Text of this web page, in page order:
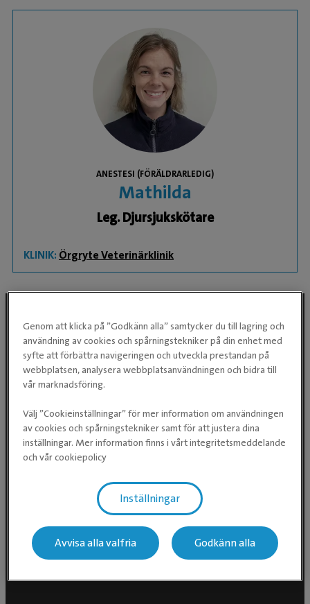
ANESTESI (FÖRÄLDRARLEDIG)
Mathilda
Leg. Djursjukskötare
KLINIK: Örgryte Veterinärklinik
Följ oss i sociala medier
Evidensia Djursjukvård AB
Östhammarsgatan 74
115 28 Stockholm
Genom att klicka på ”Godkänn alla” samtycker du till lagring och
användning av cookies och spårningstekniker på din enhet med
syfte att förbättra navigeringen och utveckla prestandan på
webbplatsen, analysera webbplatsanvändningen och bidra till
vår marknadsföring.
Välj ”Cookieinställningar” för mer information om användningen
av cookies och spårningstekniker samt för att justera dina
inställningar. Mer information finns i vårt integritetsmeddelande
och vår cookiepolicy
Inställningar
Avvisa alla valfria Godkänn alla